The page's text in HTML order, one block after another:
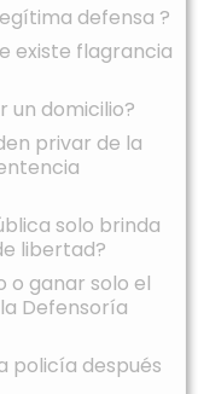
defensa ?
existe flagrancia
un domicilio?
privar de la
solo brinda
libertad?
o ganar solo el
Defensoría
policía después